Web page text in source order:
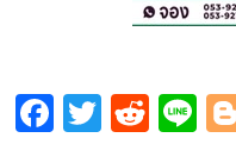
F T R Li